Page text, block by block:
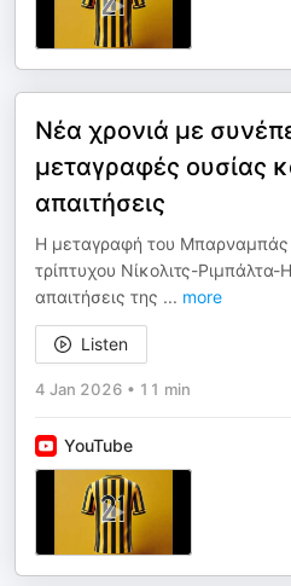
Νέα χρονιά με
μεταγραφές ουσίας
απαιτήσεις
Η μεταγραφή του Μπαρναμπάς
τρίπτυχου Νίκολιτς-Ριμπάλτα-
απαιτήσεις της ... more
Listen
4 Jan 2026 • 11 min
YouTube